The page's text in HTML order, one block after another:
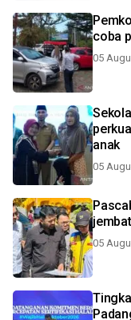
coba
05
anak
05
05